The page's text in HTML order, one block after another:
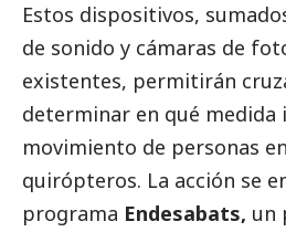
Estos dispositivos,
de sonido y cámaras de
existentes, permitirán
determinar en qué medida
movimiento de personas
quirópteros. La acción se
programa Endesabats, un